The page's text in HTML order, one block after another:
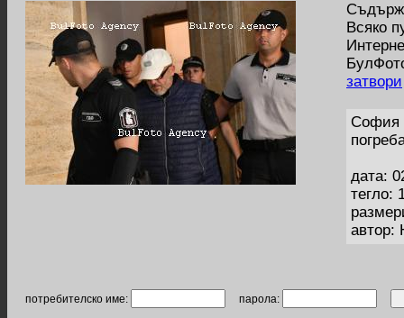
Всяко
затвори
София
дата:
тегло:
автор:
потребителско име: парола: